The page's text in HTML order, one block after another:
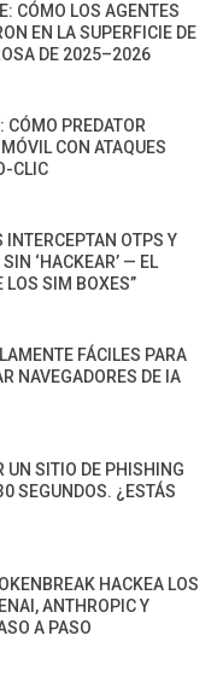
CÓMO LOS AGENTES
EN LA SUPERFICIE DE
DE 2025–2026
CÓMO PREDATOR
CON ATAQUES
CLIC
INTERCEPTAN OTPS Y
‘HACKEAR’ — EL
LOS SIM BOXES”
FÁCILES PARA
NAVEGADORES DE IA
UN SITIO DE PHISHING
SEGUNDOS. ¿ESTÁS
HACKEA LOS
ANTHROPIC Y
A PASO